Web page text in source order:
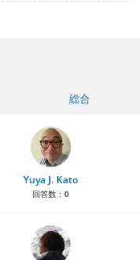
総合
Yuya J. Kato
回答数： 0